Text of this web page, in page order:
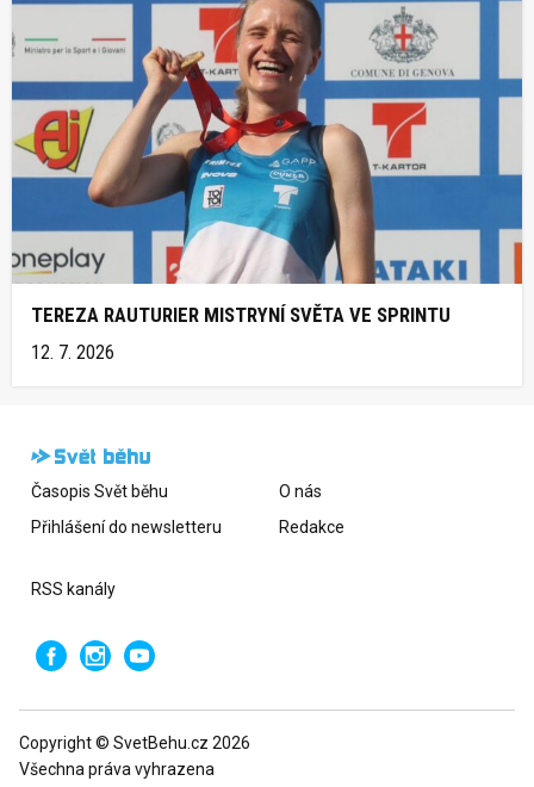
TEREZA RAUTURIER MISTRYNÍ SVĚTA VE SPRINTU
12. 7. 2026
Časopis Svět běhu
Přihlášení do newsletteru
O nás
Redakce
RSS kanály
Copyright © SvetBehu.cz 2026
Všechna práva vyhrazena